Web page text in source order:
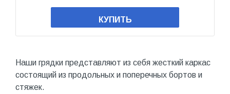
КУПИТЬ
Наши грядки представляют из себя жесткий каркас
состоящий из продольных и поперечных бортов и
стяжек.